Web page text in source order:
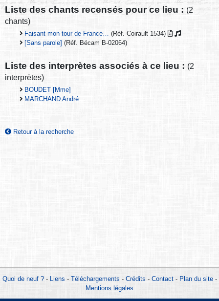
Liste des chants recensés pour ce lieu : (2
chants)
Faisant mon tour de France… (Réf. Coirault 1534)
[Sans parole] (Réf. Bécam B-02064)
Liste des interprètes associés à ce lieu : (2
interprètes)
BOUDET [Mme]
MARCHAND André
Retour à la recherche
Quoi de neuf ?- Liens - Téléchargements - Crédits - Contact- Plan du site-
Mentions légales